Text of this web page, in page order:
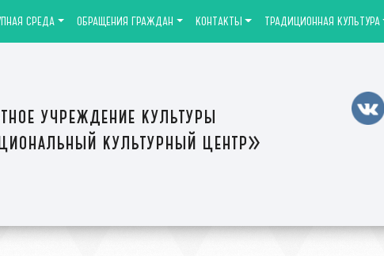
учреждение культуры
культурный центр»
СРЕДА ОБРАЩЕНИЯ ГРАЖДАН КОНТАКТЫ ТРАДИЦИОННАЯ КУЛЬТУРА